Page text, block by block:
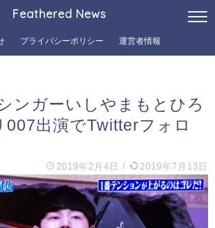
Feathered News
プライバシーポリシー 運営者情報
ンガーいしやまもとひろ
007出演でTwitterフォロ
2019年2月4日 / 2019年7月13日